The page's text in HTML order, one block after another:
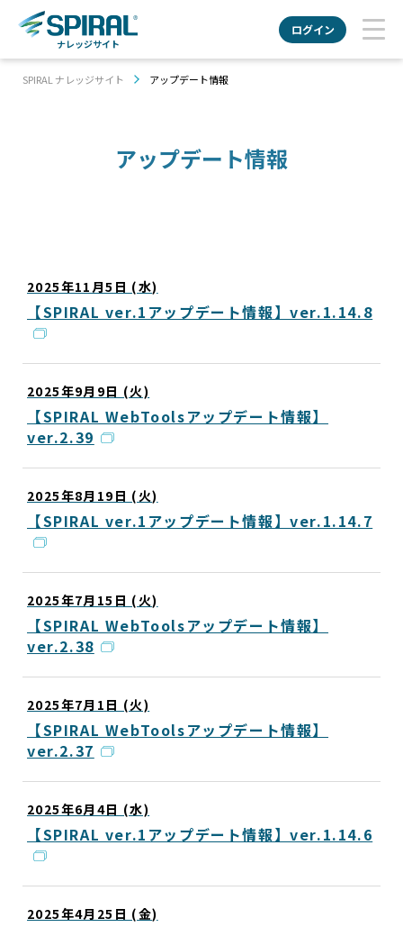
ナレッジサイト
ログイン
SPIRAL ナレッジサイト アップデート情報
アップデート情報
2025年11月5日 (水)
【SPIRAL ver.1アップデート情報】ver.1.14.8
2025年9月9日 (火)
【SPIRAL WebToolsアップデート情報】
ver.2.39
2025年8月19日 (火)
【SPIRAL ver.1アップデート情報】ver.1.14.7
2025年7月15日 (火)
【SPIRAL WebToolsアップデート情報】
ver.2.38
2025年7月1日 (火)
【SPIRAL WebToolsアップデート情報】
ver.2.37
2025年6月4日 (水)
【SPIRAL ver.1アップデート情報】ver.1.14.6
2025年4月25日 (金)